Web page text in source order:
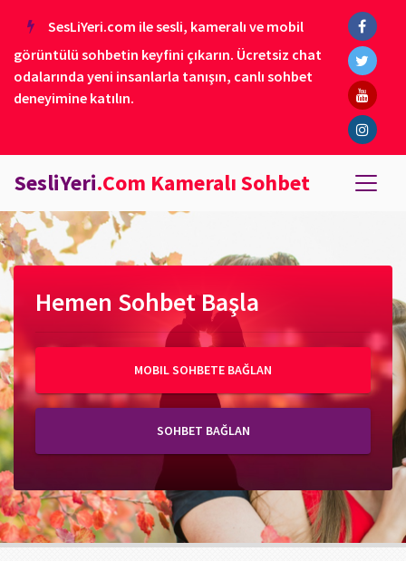
SesLiYeri.com ile sesli, kameralı ve mobil
görüntülü sohbetin keyfini çıkarın. Ücretsiz chat
odalarında yeni insanlarla tanışın, canlı sohbet
deneyimine katılın.
SesliYeri.Com Kameralı Sohbet
Hemen Sohbet Başla
MOBIL SOHBETE BAĞLAN
SOHBET BAĞLAN